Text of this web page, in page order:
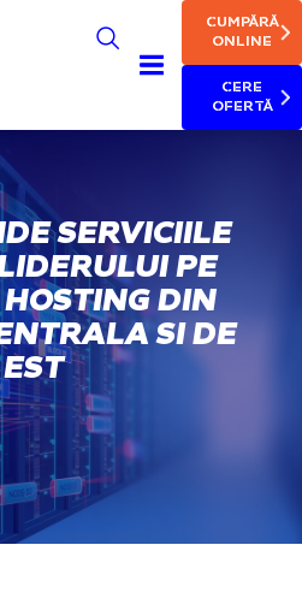
MAINCUMPĂRĂ
ONLINE
CERE
OFERTĂ
SERVICIILE
PE
DIN
SI DE
EST